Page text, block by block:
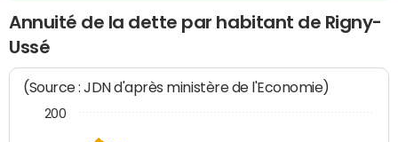
Annuité de la dette par habitant de Rigny-
Ussé
(Source : JDN d'après ministère de l'Economie)
200